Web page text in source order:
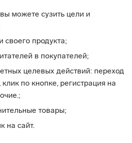
можете сузить цели и
своего продукта;
в покупателей;
целевых действий: переход
клик по кнопке, регистрация на
товары;
на сайт.